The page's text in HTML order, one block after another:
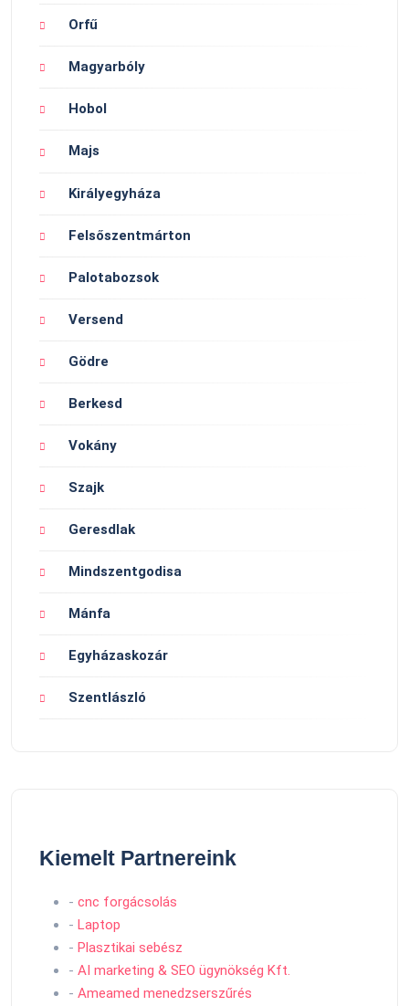
Orfű
Magyarbóly
Hobol
Majs
Királyegyháza
Felsőszentmárton
Palotabozsok
Versend
Gödre
Berkesd
Vokány
Szajk
Geresdlak
Mindszentgodisa
Mánfa
Egyházaskozár
Szentlászló
Kiemelt Partnereink
- cnc forgácsolás
- Laptop
- Plasztikai sebész
- AI marketing & SEO ügynökség Kft.
- Ameamed menedzserszűrés